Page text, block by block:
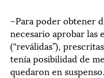
–Para poder obtener
necesario aprobar las
(“reválidas”),
tenía posibilidad de
quedaron en suspenso.